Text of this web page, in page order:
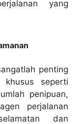
yang
penting
khusus seperti
penipuan,
perjalanan
dan